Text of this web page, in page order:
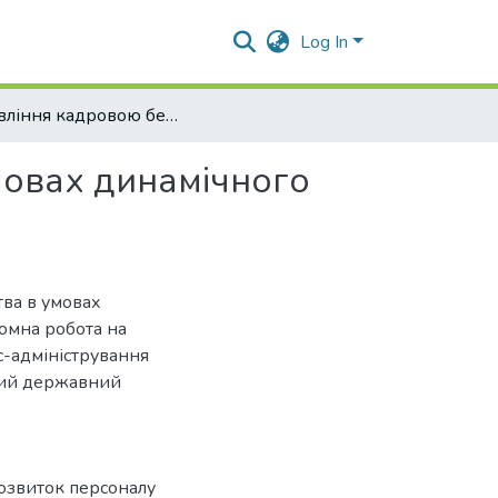
Log In
Управління кадровою безпекою підприємства в умовах динамічного бізнес-середовища
динамічного
в умовах
робота на
державний
персоналу